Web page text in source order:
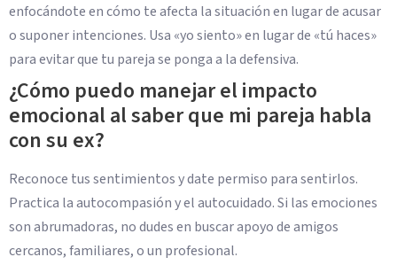
enfocándote en cómo te afecta la situación en lugar de acusar
o suponer intenciones. Usa «yo siento» en lugar de «tú haces»
para evitar que tu pareja se ponga a la defensiva.
¿Cómo puedo manejar el impacto
emocional al saber que mi pareja habla
con su ex?
Reconoce tus sentimientos y date permiso para sentirlos.
Practica la autocompasión y el autocuidado. Si las emociones
son abrumadoras, no dudes en buscar apoyo de amigos
cercanos, familiares, o un profesional.